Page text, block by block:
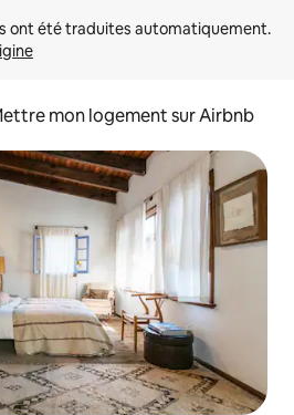
mon logement sur Airbnb